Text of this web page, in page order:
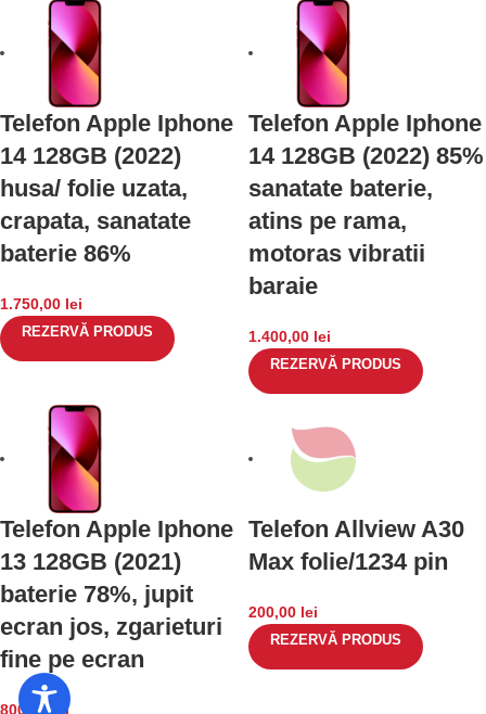
Telefon Apple Iphone
14 128GB (2022)
husa/ folie uzata,
crapata, sanatate
baterie 86%
1.750,00 lei
REZERVĂ PRODUS
Telefon Apple Iphone
14 128GB (2022) 85%
sanatate baterie,
atins pe rama,
motoras vibratii
baraie
1.400,00 lei
REZERVĂ PRODUS
Telefon Apple Iphone
13 128GB (2021)
baterie 78%, jupit
ecran jos, zgarieturi
fine pe ecran
800,00 lei
Telefon Allview A30
Max folie/1234 pin
200,00 lei
REZERVĂ PRODUS